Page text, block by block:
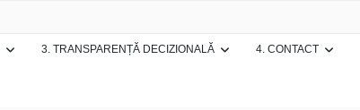
3. TRANSPARENȚĂ DECIZIONALĂ 4. CONTACT